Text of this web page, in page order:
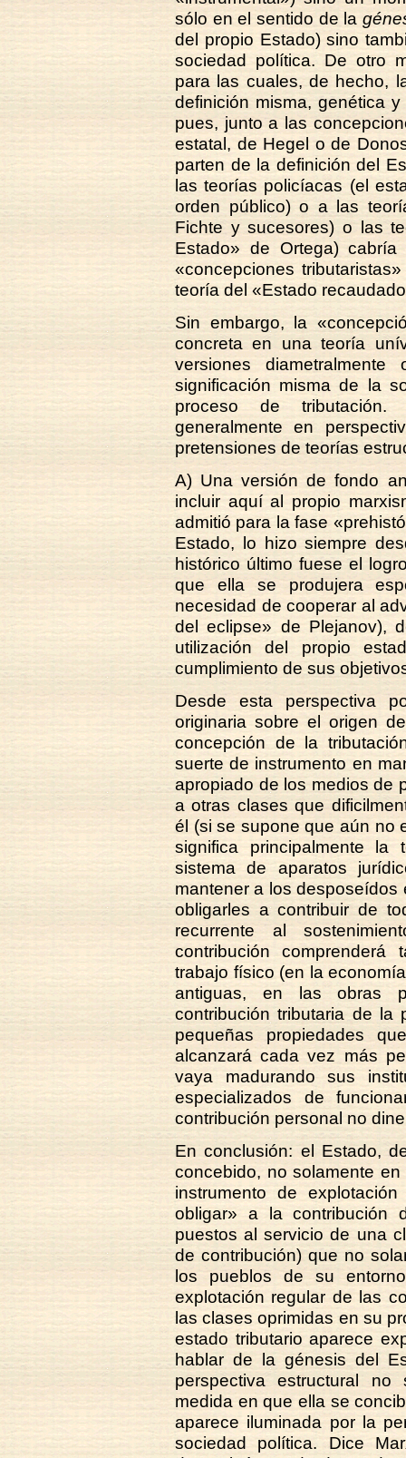
sólo en el sentido de la
del propio Estado) sino
sociedad política. De otro
para las cuales, de hecho,
definición misma, genética
pues, junto a las
estatal, de Hegel o de
parten de la definición del
las teorías policíacas (el
orden público) o a las
Fichte y sucesores) o las
Estado» de Ortega)
«concepciones
teoría del «Estado
Sin embargo, la
concreta en una teoría
versiones
significación misma de la
proceso de tributación.
generalmente en
pretensiones de teorías
A) Una versión de fondo
incluir aquí al propio
admitió para la fase
Estado, lo hizo siempre
histórico último fuese el
que ella se produjera
necesidad de cooperar al
del eclipse» de Plejanov),
utilización del propio
cumplimiento de sus
Desde esta perspectiva
originaria sobre el origen
concepción de la
suerte de instrumento en
apropiado de los medios de
a otras clases que
él (si se supone que aún no
significa principalmente
sistema de aparatos
mantener a los
obligarles a contribuir de
recurrente al
contribución
trabajo físico (en la
antiguas, en las obras
contribución tributaria de
pequeñas propiedades
alcanzará cada vez más
vaya madurando sus
especializados de
contribución personal no
En conclusión: el Estado,
concebido, no solamente
instrumento de
obligar» a la contribución
puestos al servicio de una
de contribución) que no
los pueblos de su
explotación regular de las
las clases oprimidas en su
estado tributario aparece
hablar de la génesis del
perspectiva estructural
medida en que ella se
aparece iluminada por la
sociedad política. Dice